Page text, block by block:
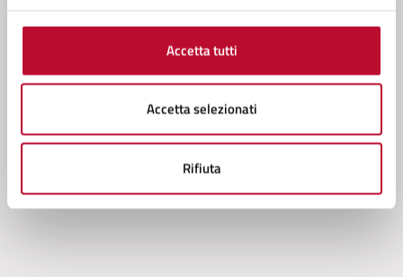
Accetta tutti
Accetta selezionati
Rifiuta
Servizio Funzione Associata, Istruzione Pubblica
Servizio Tributi
Vedi altri 1